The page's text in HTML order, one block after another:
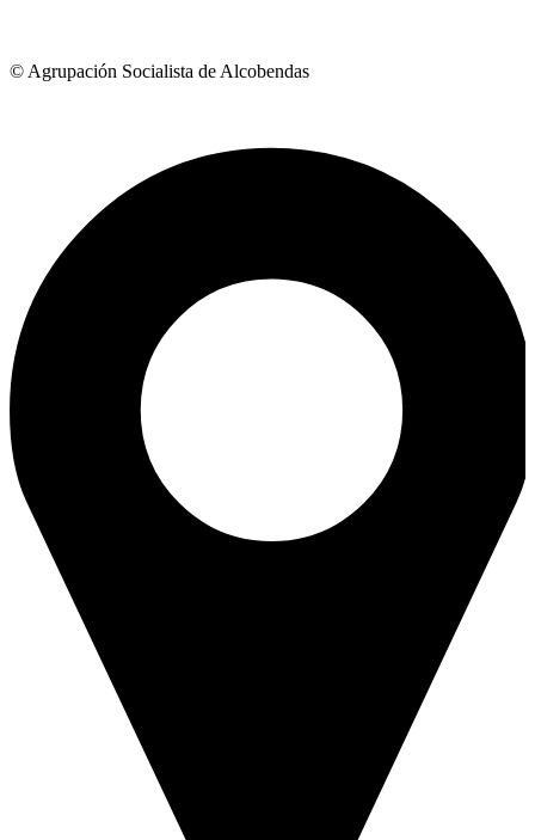
© Agrupación Socialista de Alcobendas